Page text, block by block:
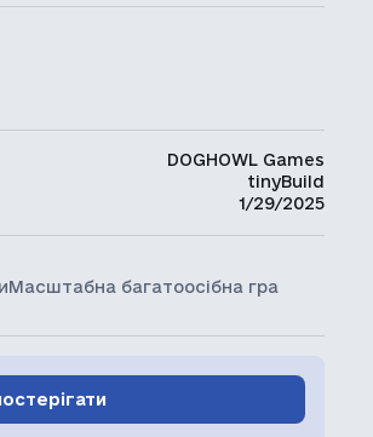
DOGHOWL Games
tinyBuild
1/29/2025
Масштабна багатоосібна гра